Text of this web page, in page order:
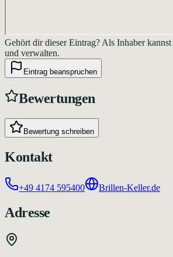
Gehört dir dieser Eintrag? Als Inhaber
und verwalten.
Eintrag beanspruchen
Bewertungen
Bewertung schreiben
Kontakt
+49 4174 595400 Brillen-Keller.de
Adresse